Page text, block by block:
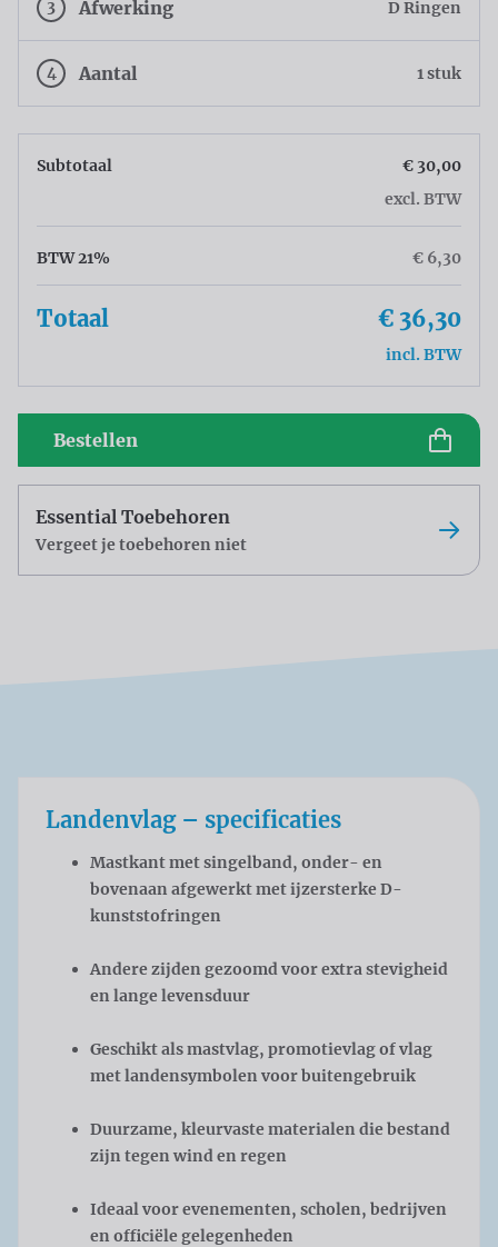
3 Afwerking D Ringen
4 Aantal 1 stuk
Subtotaal
€ 30,00
excl. BTW
BTW 21% € 6,30
Totaal € 36,30
incl. BTW
Bestellen
Essential Toebehoren
Vergeet je toebehoren niet
Landenvlag – specificaties
Mastkant met singelband, onder- en
bovenaan afgewerkt met ijzersterke D-
kunststofringen
Andere zijden gezoomd voor extra stevigheid
en lange levensduur
Geschikt als mastvlag, promotievlag of vlag
met landensymbolen voor buitengebruik
Duurzame, kleurvaste materialen die bestand
zijn tegen wind en regen
Ideaal voor evenementen, scholen, bedrijven
en officiële gelegenheden